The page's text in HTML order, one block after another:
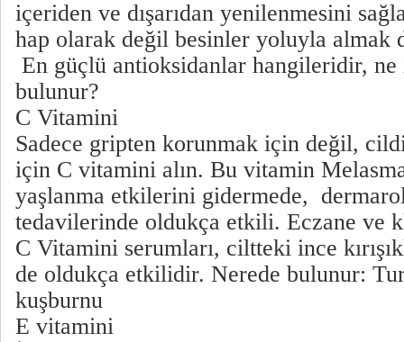
içeriden ve dışarıdan yenilenmesini
hap olarak değil besinler yoluyla almak
En güçlü antioksidanlar hangileridir, ne
bulunur?
C Vitamini
Sadece gripten korunmak için değil,
için C vitamini alın. Bu vitamin
yaşlanma etkilerini gidermede,
tedavilerinde oldukça etkili. Eczane ve
C Vitamini serumları, ciltteki ince
de oldukça etkilidir. Nerede bulunur:
kuşburnu
E vitamini